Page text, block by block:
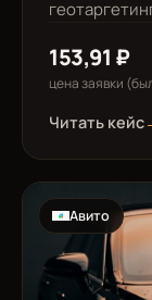
153,91 ₽
цена заявки
Читать кейс
Авито